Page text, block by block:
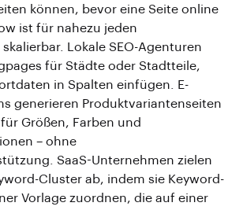
können, bevor eine Seite online
ist für nahezu jeden
Lokale SEO-Agenturen
für Städte oder Stadtteile,
in Spalten einfügen. E-
generieren Produktvariantenseiten
Größen, Farben und
– ohne
SaaS-Unternehmen zielen
Cluster ab, indem sie Keyword-
Vorlage zuordnen, die auf einer